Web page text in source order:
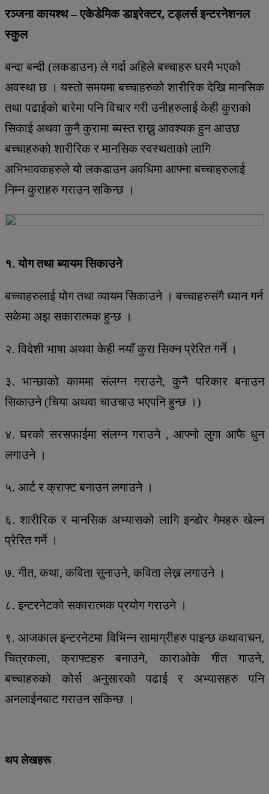
रञ्जना कायश्थ – एकेडेमिक डाइरेक्टर, टड्लर्स इन्टरनेशनल
स्कुल
बन्दा बन्दी (लकडाउन) ले गर्दा अहिले बच्चाहरु घरमै भएको
अवस्था छ । यस्तो समयमा बच्चाहरुको शारीरिक देखि मानसिक
तथा पढाईको बारेमा पनि विचार गरी उनीहरुलाई केही कुराको
सिकाई अथवा कुनै कुरामा ब्यस्त राख्नु आवश्यक हुन आउछ
बच्चाहरुको शारीरिक र मानसिक स्वस्थताको लागि
अभिभावकहरुले यो लकडाउन अवधिमा आफ्ना बच्चाहरुलाई
निम्न कुराहरु गराउन सकिन्छ ।
१. योग तथा ब्यायम सिकाउने
बच्चाहरुलाई योग तथा व्यायम सिकाउने । बच्चाहरुसंगै ध्यान गर्न
सकेमा अझ सकारात्मक हुन्छ ।
२. विदेशी भाषा अथवा केही नयाँ कुरा सिक्न प्रेरित गर्ने ।
३. भान्छाको काममा संलग्न गराउने, कुनै परिकार बनाउन
सिकाउने (चिया अथवा चाउचाउ भएपनि हुन्छ ।)
४. घरको सरसफाईमा संलग्न गराउने , आफ्नो लुगा आफै धुन
लगाउने ।
५. आर्ट र क्राफ्ट बनाउन लगाउने ।
६. शारीरिक र मानसिक अभ्यासको लागि इन्डोर गेमहरु खेल्न
प्रेरित गर्ने ।
७. गीत, कथा, कविता सुनाउने, कविता लेख्न लगाउने ।
८. इन्टरनेटको सकारात्मक प्रयोग गराउने ।
९. आजकाल इन्टरनेटमा विभिन्न सामाग्रीहरु पाइन्छ कथावाचन,
चित्रकला, क्राफ्टहरु बनाउने, काराओके गीत गाउने,
बच्चाहरुको कोर्स अनुसारको पढाई र अभ्यासहरु पनि
अनलाईनबाट गराउन सकिन्छ ।
थप लेखहरू